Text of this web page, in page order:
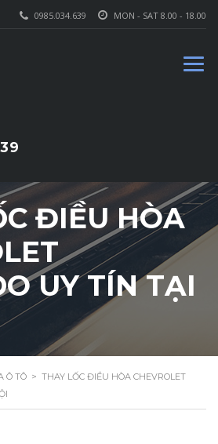
MON - SAT 8.00 - 18.00
0985.034.639
ĐIỀU HÒA
UY TÍN TẠI
Ô TÔ > THAY LỐC ĐIỀU HÒA CHEVROLET